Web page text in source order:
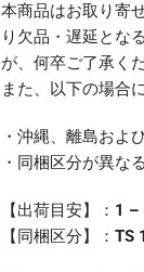
本商品はお取り寄
り欠品・遅延とな
が、何卒ご了承く
また、以下の場合
・沖縄、離島およ
・同梱区分が異な
【出荷目安】： 1 –
【同梱区分】： TS 1